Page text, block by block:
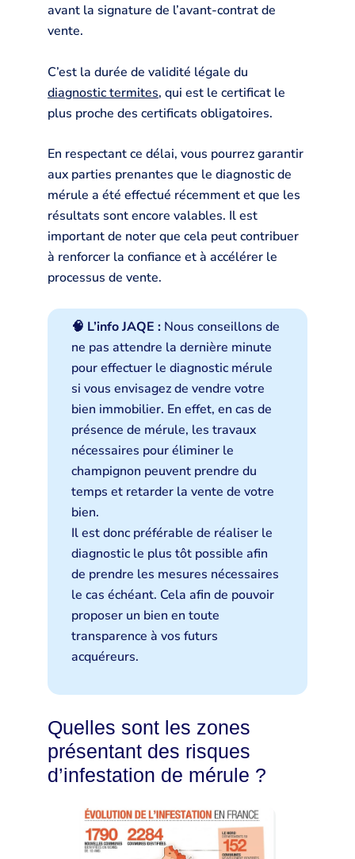
avant la signature de l’avant-contrat de
vente.
C’est la durée de validité légale du
diagnostic termites, qui est le certificat le
plus proche des certificats obligatoires.
En respectant ce délai, vous pourrez garantir
aux parties prenantes que le diagnostic de
mérule a été effectué récemment et que les
résultats sont encore valables. Il est
important de noter que cela peut contribuer
à renforcer la confiance et à accélérer le
processus de vente.
🧠 L’info JAQE : Nous conseillons de
ne pas attendre la dernière minute
pour effectuer le diagnostic mérule
si vous envisagez de vendre votre
bien immobilier. En effet, en cas de
présence de mérule, les travaux
nécessaires pour éliminer le
champignon peuvent prendre du
temps et retarder la vente de votre
bien.
Il est donc préférable de réaliser le
diagnostic le plus tôt possible afin
de prendre les mesures nécessaires
le cas échéant. Cela afin de pouvoir
proposer un bien en toute
transparence à vos futurs
acquéreurs.
Quelles sont les zones
présentant des risques
d’infestation de mérule ?